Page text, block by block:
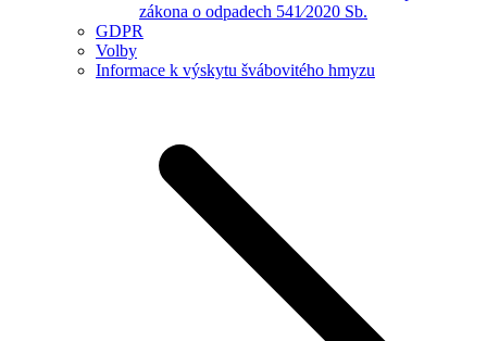
zákona o odpadech 541⁄2020 Sb.
GDPR
Volby
Informace k výskytu švábovitého hmyzu